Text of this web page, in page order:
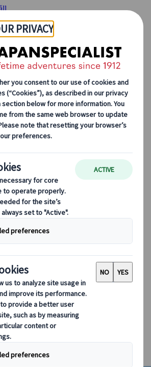
resande
självkörning
gruppresor
vårt team
resetips
på resmålet
äventyr
med tåg
svar
oss
Pass
skönhet i hjärtat av Japan